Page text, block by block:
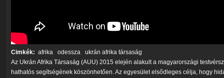
Cimkék: afrika odessza
ukrán afrika társaság
Az Ukrán Afrika Társaság (AUU) 2015 elején alakult a magyarországi
hathatós segítségének köszönhetően. Az egyesület elsődleges célja, hogy